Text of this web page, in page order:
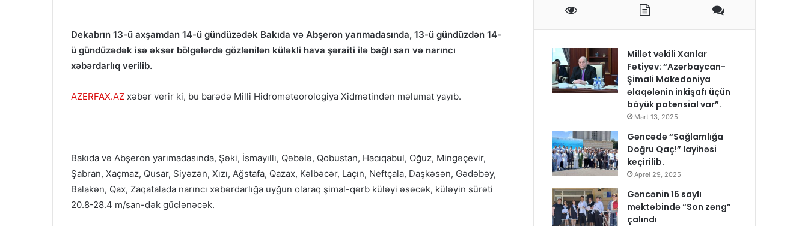
Dekabrın 13-ü axşamdan 14-ü gündüzədək Bakıda və Abşeron yarımadasında, 13-ü gündüzdən 14-
ü gündüzədək isə əksər bölgələrdə gözlənilən küləkli hava şəraiti ilə bağlı sarı və narıncı
xəbərdarlıq verilib.
AZERFAX.AZ xəbər verir ki, bu barədə Milli Hidrometeorologiya Xidmətindən məlumat yayıb.
Bakıda və Abşeron yarımadasında, Şəki, İsmayıllı, Qəbələ, Qobustan, Hacıqabul, Oğuz, Mingəçevir,
Şabran, Xaçmaz, Qusar, Siyəzən, Xızı, Ağstafa, Qazax, Kəlbəcər, Laçın, Neftçala, Daşkəsən, Gədəbəy,
Balakən, Qax, Zaqatalada narıncı xəbərdarlığa uyğun olaraq şimal-qərb küləyi əsəcək, küləyin sürəti
20.8-28.4 m/san-dək güclənəcək.
Millət vəkili Xanlar
Fətiyev: “Azərbaycan-
Şimali Makedoniya
əlaqələnin inkişafı üçün
böyük potensial var”.
Mart 13, 2025
Gəncədə “Sağlamlığa
Doğru Qaç!” layihəsi
keçirilib.
Aprel 29, 2025
Gəncənin 16 saylı
məktəbində “Son zəng”
çalındı